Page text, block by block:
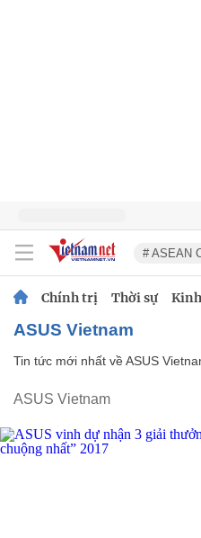
# ASEAN
Chính trị Thời sự
ASUS Vietnam
Tin tức mới nhất vềASUS
ASUS Vietnam